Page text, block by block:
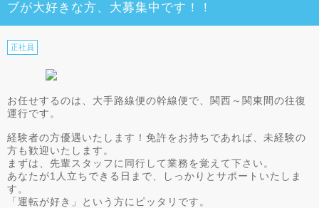
ブが大好きな方、大募集中です！！
正社員
お任せするのは、大手路線便の幹線便で、関西～関東間の往復
運行です。
経験者の方優遇いたします！免許をお持ちであれば、未経験の
方も歓迎いたします。
まずは、先輩スタッフに同行して業務を覚えて下さい。
あなたが1人立ちできる日まで、しっかりとサポートいたしま
す。
「運転が好き」という方にピッタリです。